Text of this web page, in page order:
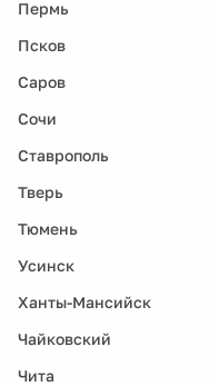
Пермь
Псков
Саров
Сочи
Ставрополь
Тверь
Тюмень
Усинск
Ханты-Мансийск
Чайковский
Чита